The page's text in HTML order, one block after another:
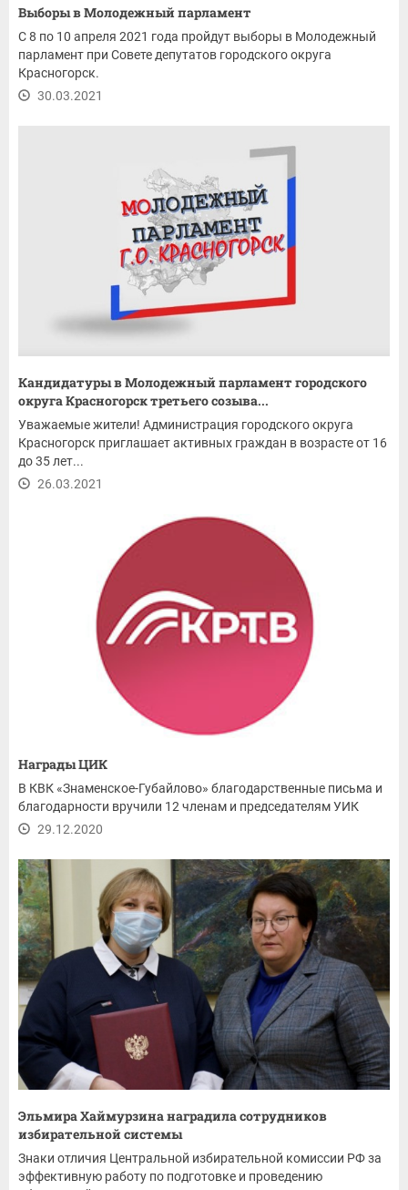
Выборы в Молодежный парламент
С 8 по 10 апреля 2021 года пройдут выборы в Молодежный
парламент при Совете депутатов городского округа
Красногорск.
30.03.2021
Кандидатуры в Молодежный парламент городского
округа Красногорск третьего созыва...
Уважаемые жители! Администрация городского округа
Красногорск приглашает активных граждан в возрасте от 16
до 35 лет...
26.03.2021
Награды ЦИК
В КВК «Знаменское-Губайлово» благодарственные письма и
благодарности вручили 12 членам и председателям УИК
29.12.2020
Эльмира Хаймурзина наградила сотрудников
избирательной системы
Знаки отличия Центральной избирательной комиссии РФ за
эффективную работу по подготовке и проведению